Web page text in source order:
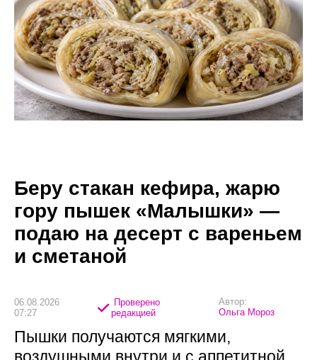
Беру стакан кефира, жарю
гору пышек «Малышки» —
подаю на десерт с вареньем
и сметаной
06.08.2026
07:27
Проверено
редакцией
Автор:
Ольга Мороз
Пышки получаются мягкими,